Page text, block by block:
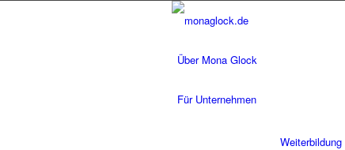
Über Mona Glock
Für Unternehmen